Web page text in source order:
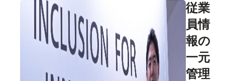
従業
員情
報の
一元
管理